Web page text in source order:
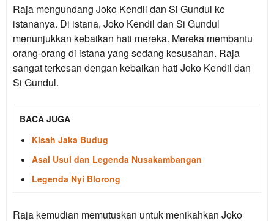
Raja mengundang Joko Kendil dan Si Gundul ke
istananya. Di istana, Joko Kendil dan Si Gundul
menunjukkan kebaikan hati mereka. Mereka membantu
orang-orang di istana yang sedang kesusahan. Raja
sangat terkesan dengan kebaikan hati Joko Kendil dan
Si Gundul.
BACA JUGA
Kisah Jaka Budug
Asal Usul dan Legenda Nusakambangan
Legenda Nyi Blorong
Raja kemudian memutuskan untuk menikahkan Joko